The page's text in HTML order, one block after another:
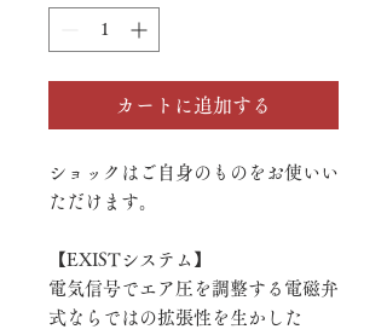
カートに追加する
ショックはご自身のものをお使いい
ただけます。
【EXISTシステム】
電気信号でエア圧を調整する電磁弁
式ならではの拡張性を生かした